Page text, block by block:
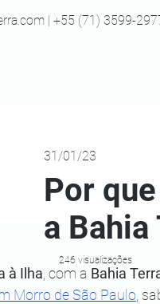
| +55 (71) 3599-
NaN de 5 estrelas.
à Ilha , com a Bahia
Morro de São Paulo ,
246 visualizações
Por
a
31/01/23